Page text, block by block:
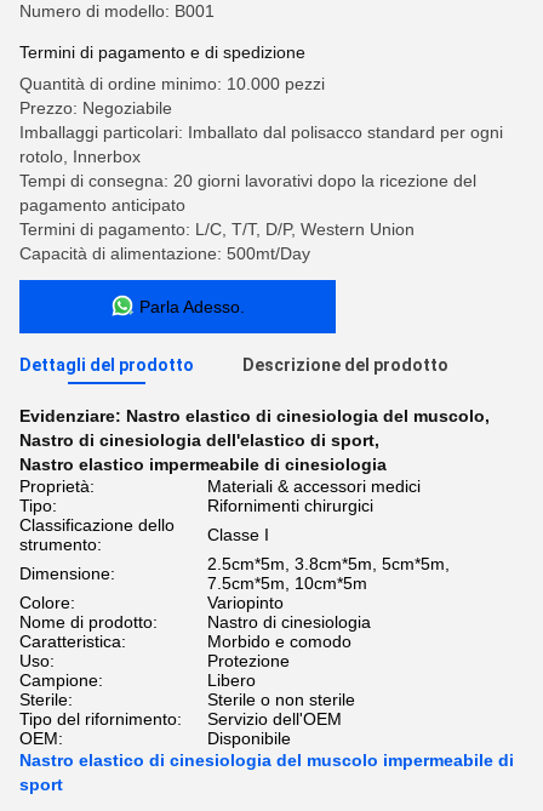
Numero di modello: B001
Termini di pagamento e di spedizione
Quantità di ordine minimo: 10.000 pezzi
Prezzo: Negoziabile
Imballaggi particolari: Imballato dal polisacco standard per ogni
rotolo, Innerbox
Tempi di consegna: 20 giorni lavorativi dopo la ricezione del
pagamento anticipato
Termini di pagamento: L/C, T/T, D/P, Western Union
Capacità di alimentazione: 500mt/Day
Parla Adesso.
Dettagli del prodotto Descrizione del prodotto
Evidenziare: Nastro elastico di cinesiologia del muscolo,
Nastro di cinesiologia dell'elastico di sport,
Nastro elastico impermeabile di cinesiologia
Proprietà:
Materiali & accessori medici
Tipo:
Rifornimenti chirurgici
Classificazione dello
strumento:
Classe I
Dimensione:
2.5cm*5m, 3.8cm*5m, 5cm*5m,
7.5cm*5m, 10cm*5m
Colore:
Variopinto
Nome di prodotto:
Nastro di cinesiologia
Caratteristica:
Morbido e comodo
Uso:
Protezione
Campione:
Libero
Sterile:
Sterile o non sterile
Tipo del rifornimento:
Servizio dell'OEM
OEM:
Disponibile
Nastro elastico di cinesiologia del muscolo impermeabile di
sport